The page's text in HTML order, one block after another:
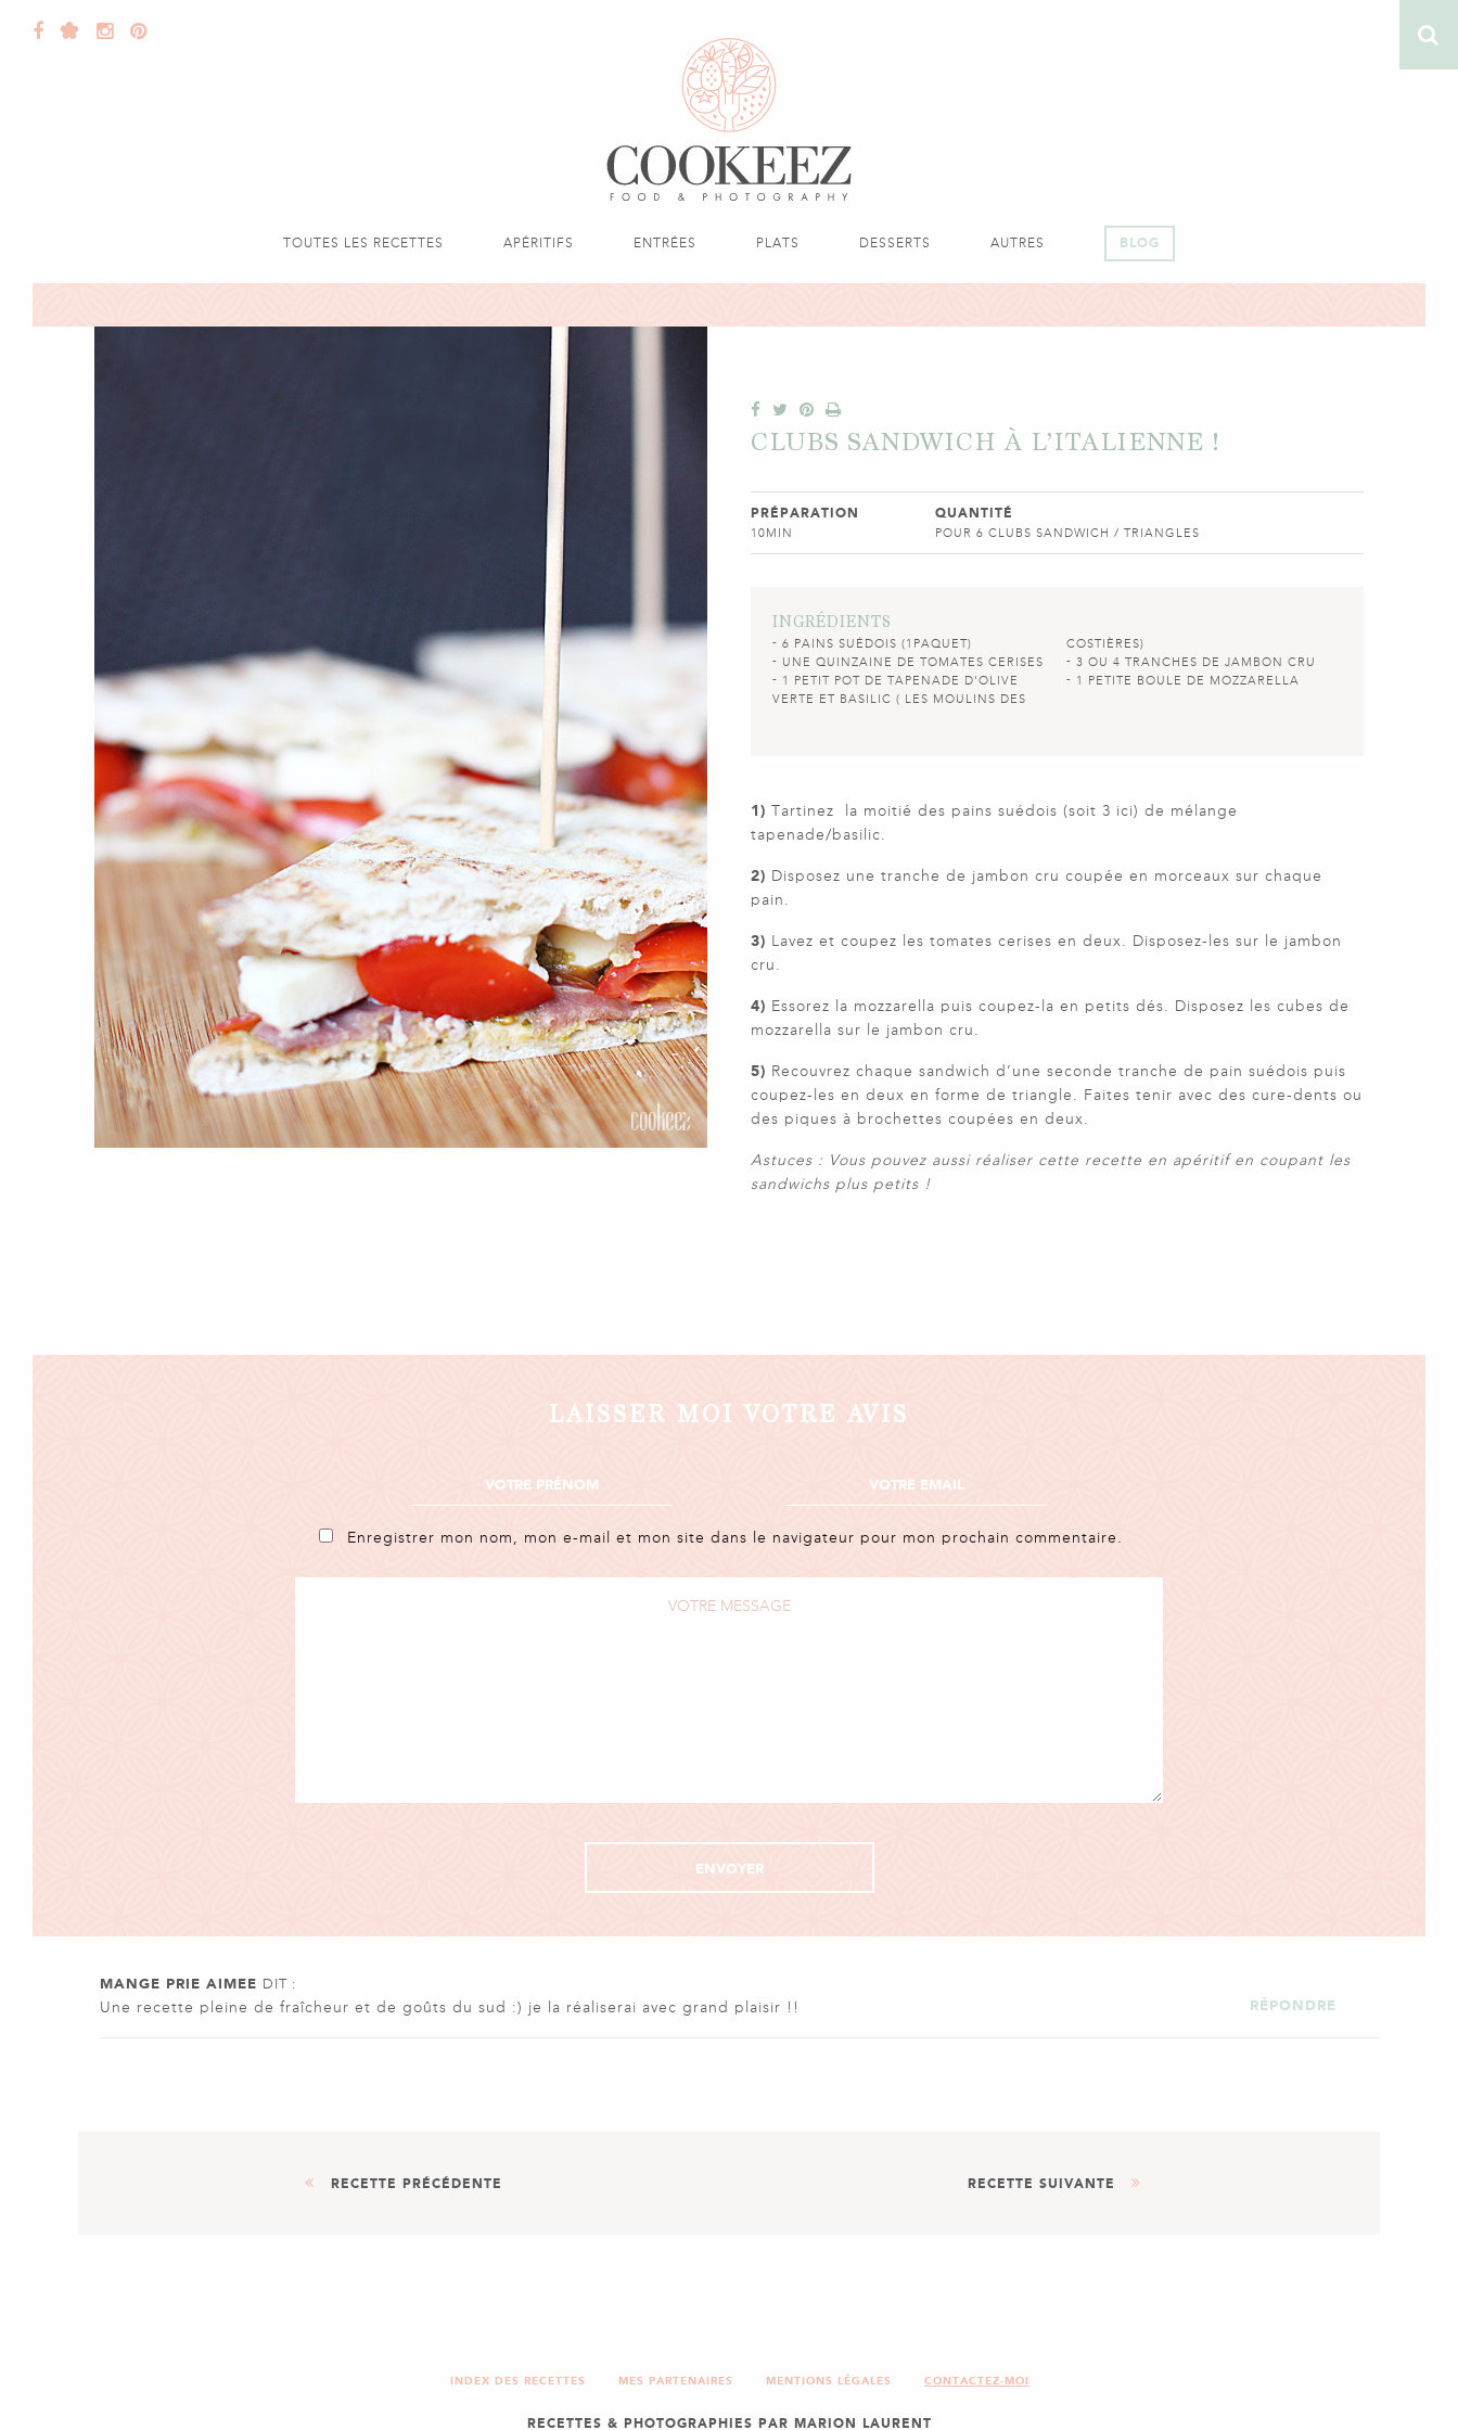
TOUTES LES RECETTES APÉRITIFS ENTRÉES PLATS DESSERTS AUTRES BLOG
CLUBS SANDWICH À L’ITALIENNE !
PRÉPARATION
10MIN
QUANTITÉ
POUR 6 CLUBS SANDWICH / TRIANGLES
INGRÉDIENTS
6 PAINS SUÉDOIS (1PAQUET)
UNE QUINZAINE DE TOMATES CERISES
1 PETIT POT DE TAPENADE D'OLIVE
VERTE ET BASILIC ( LES MOULINS DES
COSTIÈRES)
3 OU 4 TRANCHES DE JAMBON CRU
1 PETITE BOULE DE MOZZARELLA
1) Tartinez la moitié des pains suédois (soit 3 ici) de mélange
tapenade/basilic.
2) Disposez une tranche de jambon cru coupée en morceaux sur chaque
pain.
3) Lavez et coupez les tomates cerises en deux. Disposez-les sur le jambon
cru.
4) Essorez la mozzarella puis coupez-la en petits dés. Disposez les cubes de
mozzarella sur le jambon cru.
5) Recouvrez chaque sandwich d’une seconde tranche de pain suédois puis
coupez-les en deux en forme de triangle. Faites tenir avec des cure-dents ou
des piques à brochettes coupées en deux.
Astuces : Vous pouvez aussi réaliser cette recette en apéritif en coupant les
sandwichs plus petits !
LAISSER MOI VOTRE AVIS
Enregistrer mon nom, mon e-mail et mon site dans le navigateur pour mon prochain commentaire.
MANGE PRIE AIMEE DIT :
Une recette pleine de fraîcheur et de goûts du sud :) je la réaliserai avec grand plaisir !! RÉPONDRE
RECETTE PRÉCÉDENTE RECETTE SUIVANTE
INDEX DES RECETTES MES PARTENAIRES MENTIONS LÉGALES CONTACTEZ-MOI
RECETTES & PHOTOGRAPHIES PAR MARION LAURENT